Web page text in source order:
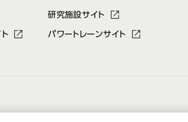
研究施設サイト
パワートレーンサイト